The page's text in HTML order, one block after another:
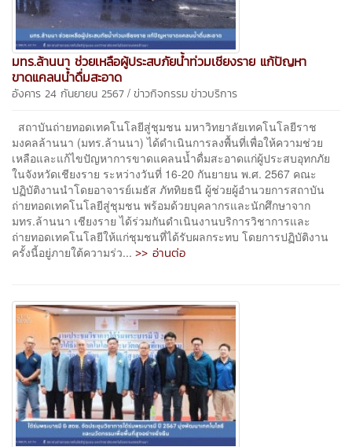
มทร.ล้านนา ช่วยเหลือผู้ประสบภัยน้ำท่วมเชียงราย แก้ปัญหา
ขาดแคลนน้ำดื่มสะอาด
อังคาร 24 กันยายน 2567 / ข่าวกิจกรรมข่าวบริการ
สถาบันถ่ายทอดเทคโนโลยีสู่ชุมชน มหาวิทยาลัยเทคโนโลยีราช
มงคลล้านนา (มทร.ล้านนา) ได้ดำเนินการลงพื้นที่เพื่อให้ความช่วย
เหลือและแก้ไขปัญหาการขาดแคลนน้ำดื่มสะอาดแก่ผู้ประสบอุทกภัย
ในจังหวัดเชียงราย ระหว่างวันที่ 16-20 กันยายน พ.ศ. 2567 คณะ
ปฏิบัติงานนำโดยอาจารย์เมธัส ภัททิยธนี ผู้ช่วยผู้อำนวยการสถาบัน
ถ่ายทอดเทคโนโลยีสู่ชุมชน พร้อมด้วยบุคลากรและนักศึกษาจาก
มทร.ล้านนา เชียงราย ได้ร่วมกันดำเนินงานบริการวิชาการและ
ถ่ายทอดเทคโนโลยีให้แก่ชุมชนที่ได้รับผลกระทบ โดยการปฏิบัติงาน
ครั้งนี้อยู่ภายใต้ความร่ว... >> อ่านต่อ